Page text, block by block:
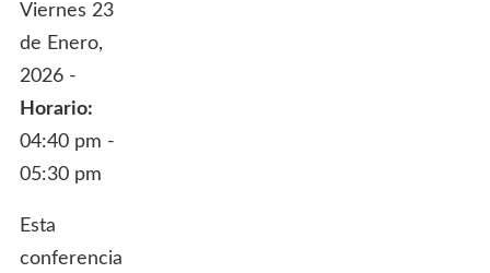
Viernes 23
de Enero,
2026 -
Horario:
04:40 pm -
05:30 pm
Esta
conferencia